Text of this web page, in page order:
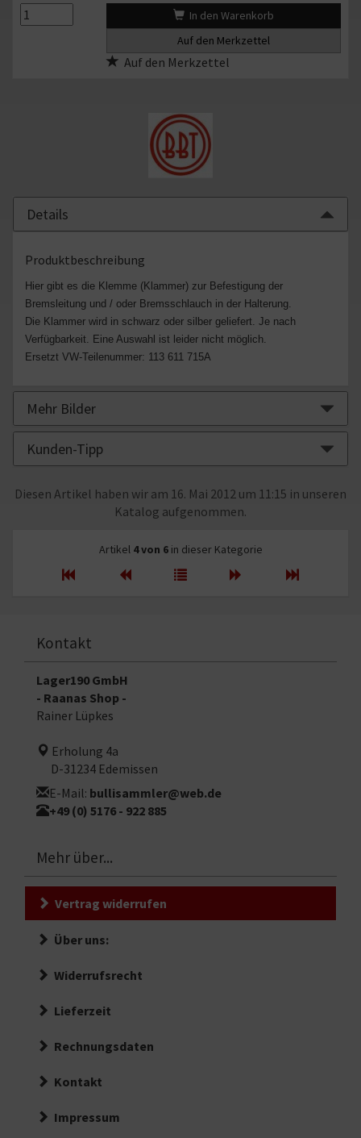
T1,
T2,
{#text_quantity#}{#text_quantity#} In den Warenkorb
Auf den Merkzettel
Details
Produktbeschreibung
Hier gibt es die Klemme (Klammer) zur Befestigung der
Bremsleitung und / oder Bremsschlauch in der Halterung.
Die Klammer wird in schwarz oder silber geliefert. Je nach
Verfügbarkeit. Eine Auswahl ist leider nicht möglich.
Ersetzt VW-Teilenummer: 113 611 715A
Mehr Bilder
Kunden-Tipp
Diesen Artikel haben wir am 16. Mai 2012 um 11:15 in unseren
Katalog aufgenommen.
Artikel 4 von 6in dieser Kategorie
Kontakt
Lager190 GmbH
- Raanas Shop -
Rainer Lüpkes
Erholung 4a
D-31234 Edemissen
E-Mail: bullisammler@web.de
+49 (0) 5176 - 922 885
Mehr über...
Vertrag widerrufen
Über uns:
Widerrufsrecht
Lieferzeit
Rechnungsdaten
Kontakt
Impressum